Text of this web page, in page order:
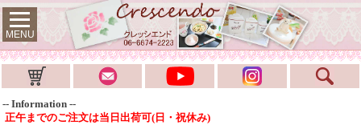
MENU
-- Information --
正午までのご注文は当日出荷可(日・祝休み)